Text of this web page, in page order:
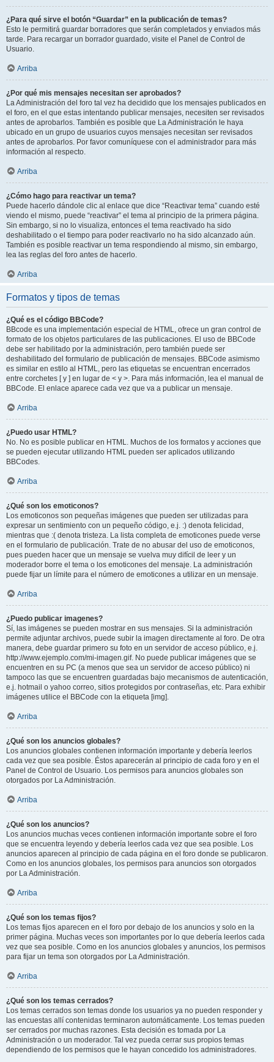
¿Para qué sirve el botón “Guardar” en la publicación de temas?
Esto le permitirá guardar borradores que serán completados y enviados más
tarde. Para recargar un borrador guardado, visite el Panel de Control de
Usuario.
Arriba
¿Por qué mis mensajes necesitan ser aprobados?
La Administración del foro tal vez ha decidido que los mensajes publicados en
el foro, en el que estas intentando publicar mensajes, necesiten ser revisados
antes de aprobarlos. También es posible que La Administración le haya
ubicado en un grupo de usuarios cuyos mensajes necesitan ser revisados
antes de aprobarlos. Por favor comuníquese con el administrador para más
información al respecto.
Arriba
¿Cómo hago para reactivar un tema?
Puede hacerlo dándole clic al enlace que dice “Reactivar tema” cuando esté
viendo el mismo, puede “reactivar” el tema al principio de la primera página.
Sin embargo, si no lo visualiza, entonces el tema reactivado ha sido
deshabilitado o el tiempo para poder reactivarlo no ha sido alcanzado aún.
También es posible reactivar un tema respondiendo al mismo, sin embargo,
lea las reglas del foro antes de hacerlo.
Arriba
Formatos y tipos de temas
¿Qué es el código BBCode?
BBcode es una implementación especial de HTML, ofrece un gran control de
formato de los objetos particulares de las publicaciones. El uso de BBCode
debe ser habilitado por la administración, pero también puede ser
deshabilitado del formulario de publicación de mensajes. BBCode asimismo
es similar en estilo al HTML, pero las etiquetas se encuentran encerrados
entre corchetes [ y ] en lugar de < y >. Para más información, lea el manual de
BBCode. El enlace aparece cada vez que va a publicar un mensaje.
Arriba
¿Puedo usar HTML?
No. No es posible publicar en HTML. Muchos de los formatos y acciones que
se pueden ejecutar utilizando HTML pueden ser aplicados utilizando
BBCodes.
Arriba
¿Qué son los emoticonos?
Los emoticonos son pequeñas imágenes que pueden ser utilizadas para
expresar un sentimiento con un pequeño código, e.j. :) denota felicidad,
mientras que :( denota tristeza. La lista completa de emoticones puede verse
en el formulario de publicación. Trate de no abusar del uso de emoticonos,
pues pueden hacer que un mensaje se vuelva muy difícil de leer y un
moderador borre el tema o los emoticones del mensaje. La administración
puede fijar un límite para el número de emoticones a utilizar en un mensaje.
Arriba
¿Puedo publicar imagenes?
Sí, las imágenes se pueden mostrar en sus mensajes. Si la administración
permite adjuntar archivos, puede subir la imagen directamente al foro. De otra
manera, debe guardar primero su foto en un servidor de acceso público, e.j.
http://www.ejemplo.com/mi-imagen.gif. No puede publicar imágenes que se
encuentren en su PC (a menos que sea un servidor de acceso público) ni
tampoco las que se encuentren guardadas bajo mecanismos de autenticación,
e.j. hotmail o yahoo correo, sitios protegidos por contraseñas, etc. Para exhibir
imágenes utilice el BBCode con la etiqueta [img].
Arriba
¿Qué son los anuncios globales?
Los anuncios globales contienen información importante y debería leerlos
cada vez que sea posible. Éstos aparecerán al principio de cada foro y en el
Panel de Control de Usuario. Los permisos para anuncios globales son
otorgados por La Administración.
Arriba
¿Qué son los anuncios?
Los anuncios muchas veces contienen información importante sobre el foro
que se encuentra leyendo y debería leerlos cada vez que sea posible. Los
anuncios aparecen al principio de cada página en el foro donde se publicaron.
Como en los anuncios globales, los permisos para anuncios son otorgados
por La Administración.
Arriba
¿Qué son los temas fijos?
Los temas fijos aparecen en el foro por debajo de los anuncios y solo en la
primer página. Muchas veces son importantes por lo que debería leerlos cada
vez que sea posible. Como en los anuncios globales y anuncios, los permisos
para fijar un tema son otorgados por La Administración.
Arriba
¿Qué son los temas cerrados?
Los temas cerrados son temas donde los usuarios ya no pueden responder y
las encuestas allí contenidas terminaron automáticamente. Los temas pueden
ser cerrados por muchas razones. Esta decisión es tomada por La
Administración o un moderador. Tal vez pueda cerrar sus propios temas
dependiendo de los permisos que le hayan concedido los administradores.